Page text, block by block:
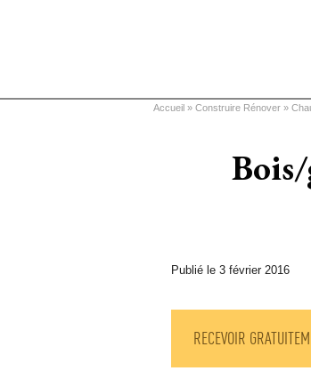
Vous êtes ici
Accueil » Construire Rénover »
Publié le 3 février 2016
RECEVOIR